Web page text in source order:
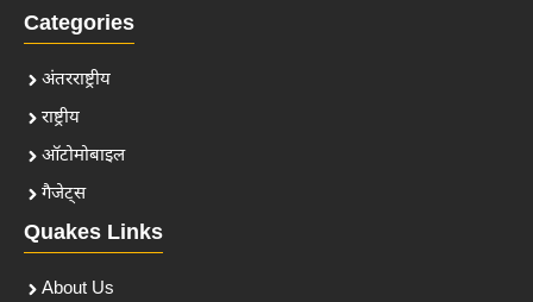
Categories
अंतरराष्ट्रीय
राष्ट्रीय
ऑटोमोबाइल
गैजेट्स
Quakes Links
About Us